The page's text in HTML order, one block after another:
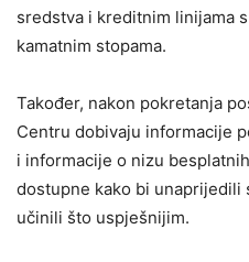
sredstva i kreditnim linijama
kamatnim stopama.
Također, nakon pokretanja
Centru dobivaju informacije
i informacije o nizu
dostupne kako bi unaprijedili
učinili što uspješnijim.